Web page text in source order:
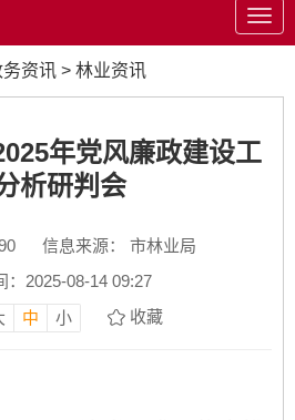
导
航
务资讯 > 林业资讯
年党风廉政建设工
析研判会
信息来源： 市林业局
：2025-08-14 09:27
中 小 收藏